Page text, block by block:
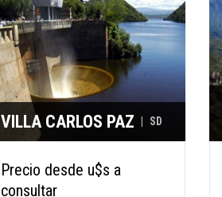
VILLA CARLOS PAZ SD
Precio desde u$s a
consultar